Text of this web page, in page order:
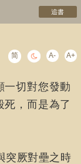
追書
简 A- A+
一切對您發動
死，而是為了
突厥對壘之時